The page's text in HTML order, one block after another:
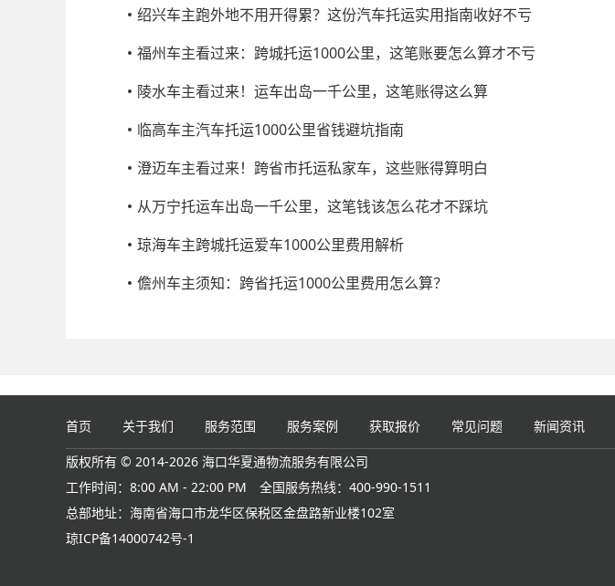
绍兴车主跑外地不用开得累？这份汽车托运实用指南收好不亏
福州车主看过来：跨城托运1000公里，这笔账要怎么算才不亏
陵水车主看过来！运车出岛一千公里，这笔账得这么算
临高车主汽车托运1000公里省钱避坑指南
澄迈车主看过来！跨省市托运私家车，这些账得算明白
从万宁托运车出岛一千公里，这笔钱该怎么花才不踩坑
琼海车主跨城托运爱车1000公里费用解析
儋州车主须知：跨省托运1000公里费用怎么算？
首页 关于我们 服务范围 服务案例 获取报价 常见问题 新闻资讯
版权所有 © 2014-2026 海口华夏通物流服务有限公司
工作时间：8:00 AM - 22:00 PM
全国服务热线：400-990-1511
总部地址：海南省海口市龙华区保税区金盘路新业楼102室
琼ICP备14000742号-1